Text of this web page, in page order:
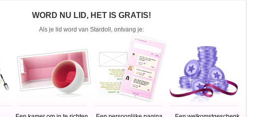
WORD NU LID, HET IS GRATIS!
Als je lid word van Stardoll, ontvang je: